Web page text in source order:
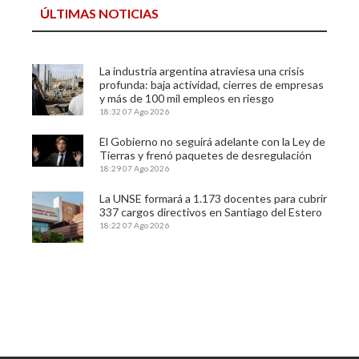
ÚLTIMAS NOTICIAS
La industria argentina atraviesa una crisis
profunda: baja actividad, cierres de empresas
y más de 100 mil empleos en riesgo
18:32 07 Ago 2026
El Gobierno no seguirá adelante con la Ley de
Tierras y frenó paquetes de desregulación
18:2907 Ago 2026
La UNSE formará a 1.173 docentes para cubrir
337 cargos directivos en Santiago del Estero
18:22 07 Ago 2026